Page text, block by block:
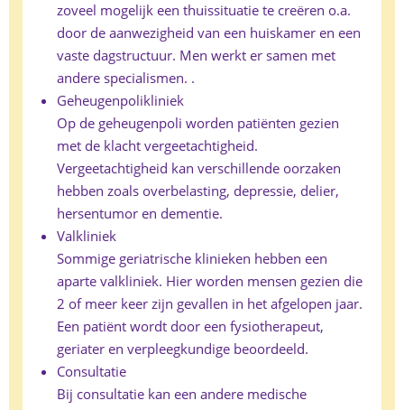
zoveel mogelijk een thuissituatie te creëren o.a.
door de aanwezigheid van een huiskamer en een
vaste dagstructuur. Men werkt er samen met
andere specialismen. .
Geheugenpolikliniek
Op de geheugenpoli worden patiënten gezien
met de klacht vergeetachtigheid.
Vergeetachtigheid kan verschillende oorzaken
hebben zoals overbelasting, depressie, delier,
hersentumor en dementie.
Valkliniek
Sommige geriatrische klinieken hebben een
aparte valkliniek. Hier worden mensen gezien die
2 of meer keer zijn gevallen in het afgelopen jaar.
Een patiënt wordt door een fysiotherapeut,
geriater en verpleegkundige beoordeeld.
Consultatie
Bij consultatie kan een andere medische